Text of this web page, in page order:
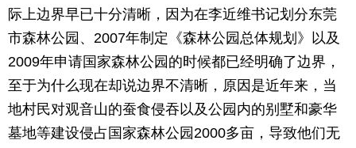
际上边界早已十分清晰，因为在李近维书记划分东莞
市森林公园、2007年制定《森林公园总体规划》以及
2009年申请国家森林公园的时候都已经明确了边界，
至于为什么现在却说边界不清晰，原因是近年来，当
地村民对观音山的蚕食侵吞以及公园内的别墅和豪华
墓地等建设侵占国家森林公园2000多亩，导致他们无